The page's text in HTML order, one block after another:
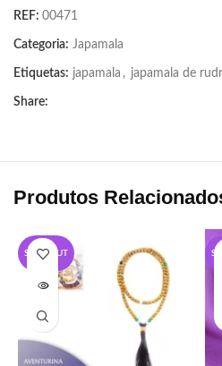
REF: 00471
Categoria: Japamala
Etiquetas: japamala , japamala de
Share:
Produtos
SOLD OUT